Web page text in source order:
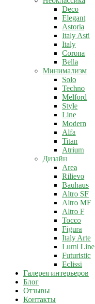
Deco
Elegant
Astoria
Italy Asti
Italy
Corona
Bella
Минимализм
Solo
Techno
Melford
Style
Line
Modern
Alfa
Titan
Atrium
Дизайн
Area
Rilievo
Bauhaus
Altro SF
Altro MF
Altro F
Tocco
Figura
Italy Arte
Lumi Line
Futuristic
Eclissi
Галерея интерьеров
Блог
Отзывы
Контакты